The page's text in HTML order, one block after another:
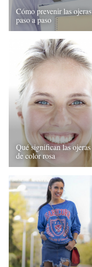
Cómo prevenir las ojeras
paso a paso
Qué significan las ojeras
de color rosa